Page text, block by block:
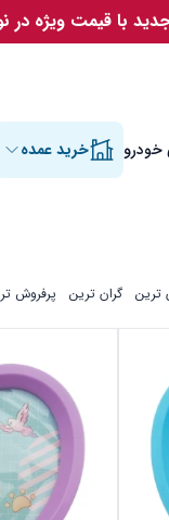
با قیمت ویژه در
خودرو خرید عمده
ترین گران ترین پرفروش